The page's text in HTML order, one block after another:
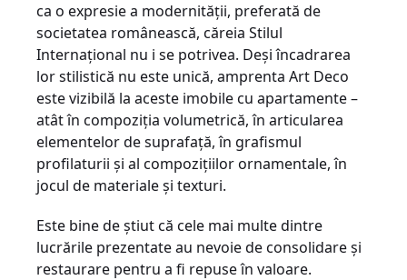
ca o expresie a modernităţii, preferată de
societatea românească, căreia Stilul
Internaţional nu i se potrivea. Deşi încadrarea
lor stilistică nu este unică, amprenta Art Deco
este vizibilă la aceste imobile cu apartamente –
atât în compoziţia volumetrică, în articularea
elementelor de suprafaţă, în grafismul
profilaturii şi al compoziţiilor ornamentale, în
jocul de materiale şi texturi.
Este bine de știut că cele mai multe dintre
lucrările prezentate au nevoie de consolidare şi
restaurare pentru a fi repuse în valoare.